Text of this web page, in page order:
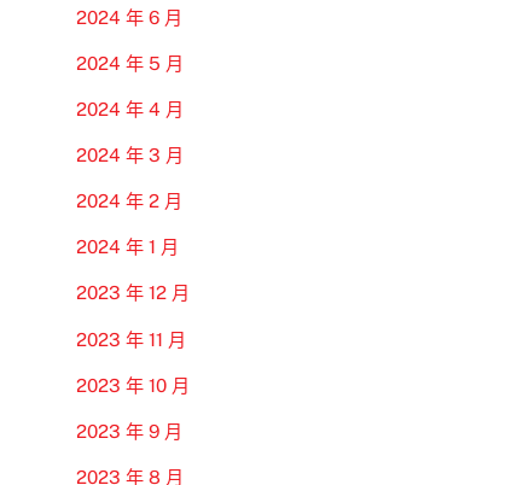
2024 年 6 月
2024 年 5 月
2024 年 4 月
2024 年 3 月
2024 年 2 月
2024 年 1 月
2023 年 12 月
2023 年 11 月
2023 年 10 月
2023 年 9 月
2023 年 8 月